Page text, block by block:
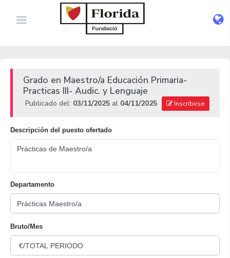
Grado en Maestro/a Educación Primaria-
Practicas III- Audic. y Lenguaje
Publicado del: 03/11/2025 al 04/11/2025 Inscribirse
Descripción del puesto ofertado
Prácticas de Maestro/a
Departamento
Bruto/Mes